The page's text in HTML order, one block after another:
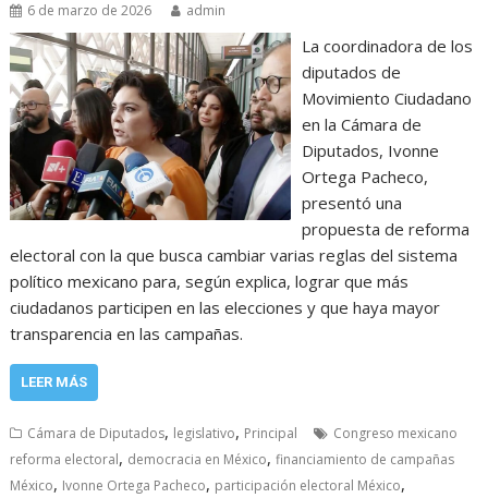
6 de marzo de 2026 admin
La coordinadora de los
diputados de
Movimiento Ciudadano
en la Cámara de
Diputados, Ivonne
Ortega Pacheco,
presentó una
propuesta de reforma
electoral con la que busca cambiar varias reglas del sistema
político mexicano para, según explica, lograr que más
ciudadanos participen en las elecciones y que haya mayor
transparencia en las campañas.
LEER MÁS
Cámara de Diputados, legislativo, Principal
Congreso mexicano
reforma electoral, democracia en México,financiamiento de campañas
México, Ivonne Ortega Pacheco, participación electoral México,